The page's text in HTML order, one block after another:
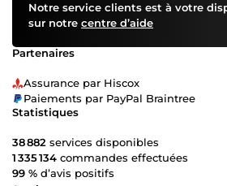
Notre service clients est à votre
sur notre centre d’aide
Partenaires
Assurance par Hiscox
Paiements par PayPal Braintree
Statistiques
38 882 services disponibles
1 335 134 commandes effectuées
99 % d’avis positifs